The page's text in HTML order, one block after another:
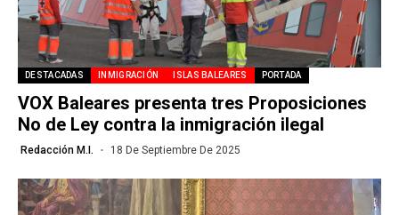
DESTACADAS INMIGRACIÓN ISLAS BALEARES PORTADA
VOX Baleares presenta tres Proposiciones
No de Ley contra la inmigración ilegal
Redacción M.I. 18 De Septiembre De 2025